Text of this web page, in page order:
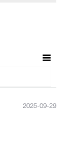
2025-09-29